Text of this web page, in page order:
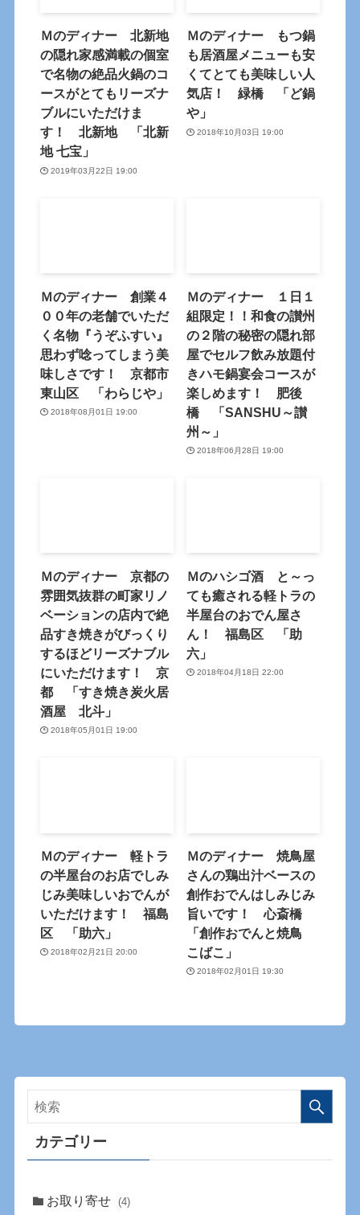
Ｍのディナー 北新地
の隠れ家感満載の個室
で名物の絶品火鍋のコ
ースがとてもリーズナ
ブルにいただけま
す！ 北新地 「北新
地 七宝」
2019年03月22日 19:00
Ｍのディナー もつ鍋
も居酒屋メニューも安
くてとても美味しい人
気店！ 緑橋 「ど鍋
や」
2018年10月03日 19:00
Ｍのディナー 創業４
００年の老舗でいただ
く名物『うぞふすい』
思わず唸ってしまう美
味しさです！ 京都市
東山区 「わらじや」
2018年08月01日 19:00
Ｍのディナー １日１
組限定！！和食の讃州
の２階の秘密の隠れ部
屋でセルフ飲み放題付
きハモ鍋宴会コースが
楽しめます！ 肥後
橋 「SANSHU～讃
州～」
2018年06月28日 19:00
Ｍのディナー 京都の
雰囲気抜群の町家リノ
ベーションの店内で絶
品すき焼きがびっくり
するほどリーズナブル
にいただけます！ 京
都 「すき焼き炭火居
酒屋 北斗」
2018年05月01日 19:00
Ｍのハシゴ酒 と～っ
ても癒される軽トラの
半屋台のおでん屋さ
ん！ 福島区 「助
六」
2018年04月18日 22:00
Ｍのディナー 軽トラ
の半屋台のお店でしみ
じみ美味しいおでんが
いただけます！ 福島
区 「助六」
2018年02月21日 20:00
Ｍのディナー 焼鳥屋
さんの鶏出汁ベースの
創作おでんはしみじみ
旨いです！ 心斎橋
「創作おでんと焼鳥
こばこ」
2018年02月01日 19:30
カテゴリー
お取り寄せ (4)